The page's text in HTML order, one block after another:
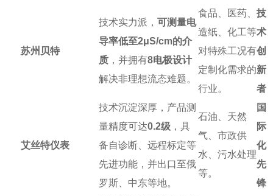
苏州贝特
技术实力派， 可测量电
导率低至2μS/cm的介
质 ，并拥有8电极设计
解决非理想流态难题。
食品、医药、
造纸、化工等
对特殊工况有
定制化需求的
行业。
技
术
创
新
者
艾丝特仪表
技术沉淀深厚，产品测
量精度可达0.2级 ，具
备自诊断、远程标定等
先进功能，并出口至俄
罗斯、中东等地。
石油、天然
气、市政供
水、污水处理
等。
国
际
化
先
锋